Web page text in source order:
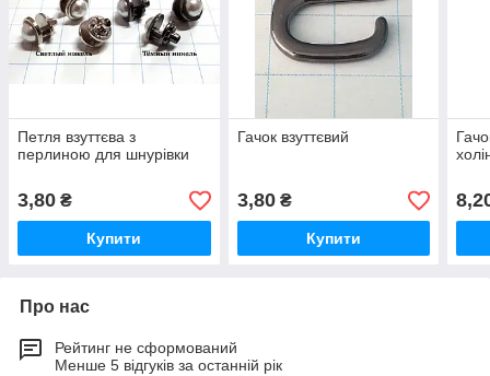
Петля взуттєва з
перлиною для шнурівки
3,80 ₴
Купити
Гачок взуттєвий
3,80₴
Купити
Про нас
Рейтинг не сформований
Менше 5 відгуків за останній рік